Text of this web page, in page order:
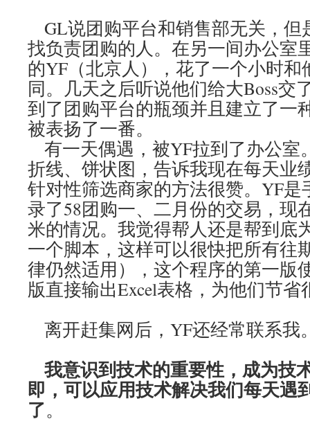
GL说团购平台和销售部无关，但
找负责团购的人。在另一间办公室
的YF（北京人），花了一个小时
同。几天之后听说他们给大Boss交
到了团购平台的瓶颈并且建立了一
被表扬了一番。
有一天偶遇，被YF拉到了办公室
折线、饼状图，告诉我现在每天业
针对性筛选商家的方法很赞。YF是
录了58团购一、二月份的交易，现
米的情况。我觉得帮人还是帮到底
一个脚本，这样可以很快把所有往
律仍然适用），这个程序的第一版
版直接输出Excel表格，为他们节省
离开赶集网后，YF还经常联系我
我意识到技术的重要性，成为技
即，可以应用技术解决我们每天遇
了。